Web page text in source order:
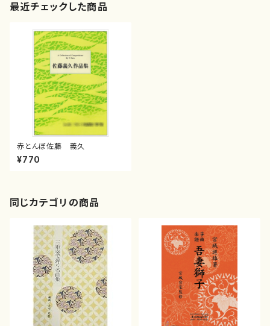
最近チェックした商品
赤とんぼ佐藤 義久
¥770
同じカテゴリの商品